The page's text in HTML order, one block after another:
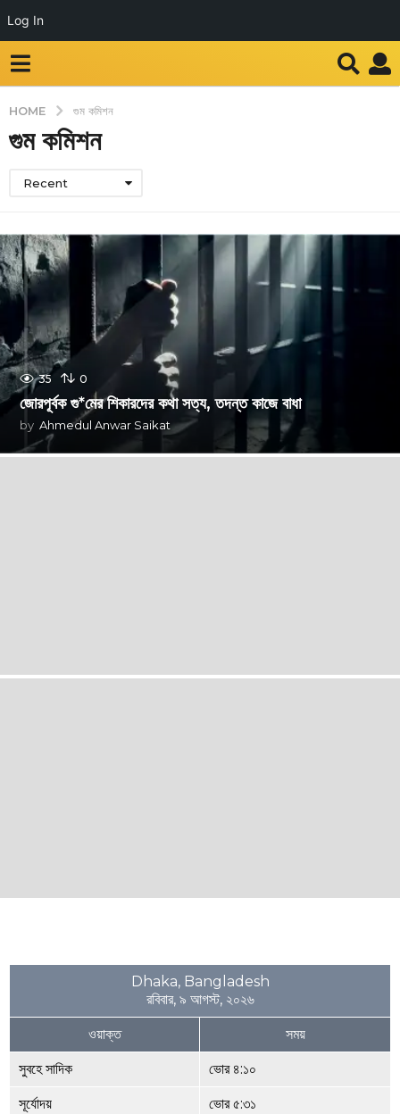
Log In
HOME গুম কমিশন
গুম কমিশন
Recent
35 0
জোরপূর্বক গু*মের শিকারদের কথা সত্য, তদন্ত কাজে বাধা
by Ahmedul Anwar Saikat
Dhaka, Bangladesh
রবিবার, ৯ আগস্ট, ২০২৬
ওয়াক্ত সময়
সুবহে সাদিক ভোর ৪:১০
সূর্যোদয় ভোর ৫:৩১